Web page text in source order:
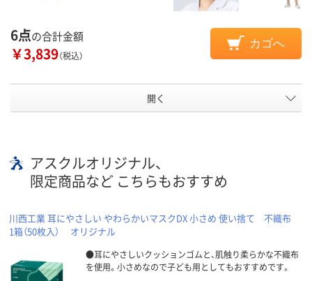
6点の合計金額
￥3,839（税込）
カゴへ
開く
アスクルオリジナル、
限定商品など こちらもおすすめ
川西工業 耳にやさしい やわらかいマスクDX 小さめ 使い捨て 不織布
1箱（50枚入） オリジナル
●耳にやさしいクッションゴムと、肌触り柔らかな不織布
を使用。小さめなので子ども用としてもおすすめです。